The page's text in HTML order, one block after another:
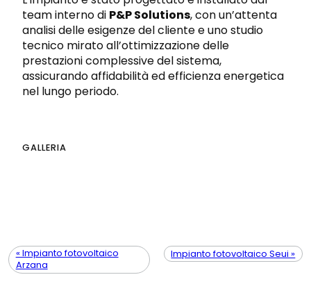
team interno di P&P Solutions, con un’attenta
analisi delle esigenze del cliente e uno studio
tecnico mirato all’ottimizzazione delle
prestazioni complessive del sistema,
assicurando affidabilità ed efficienza energetica
nel lungo periodo.
GALLERIA
« Impianto fotovoltaico
Arzana
Impianto fotovoltaico Seui »